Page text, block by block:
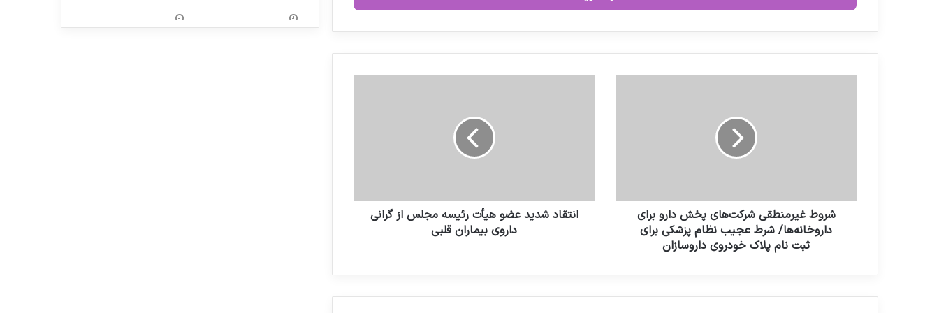
توافق‌نامه به ۱۸ هزار داروخانه
ا
ی
دن
ر
شروط غیرمنطقی شرکت‌های پخش دارو برای
داروخانه‌ها/ شرط عجیب نظام پزشکی برای
ثبت نام پلاک خودروی داروسازان
ی
ه
انتقاد شدید عضو هیأت رئیسه مجلس از گرانی
داروی بیماران قلبی